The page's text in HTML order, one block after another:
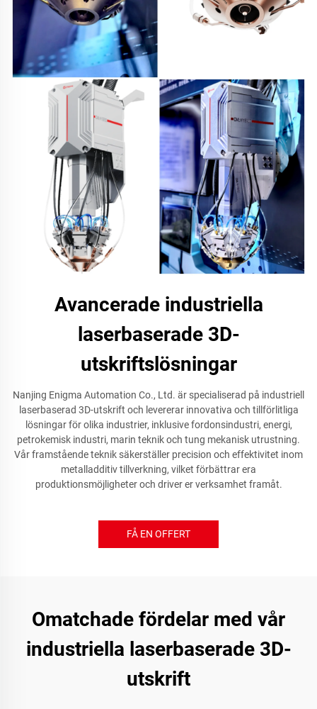
Avancerade industriella
laserbaserade 3D-
utskriftslösningar
Nanjing Enigma Automation Co., Ltd. är specialiserad på industriell
laserbaserad 3D-utskrift och levererar innovativa och tillförlitliga
lösningar för olika industrier, inklusive fordonsindustri, energi,
petrokemisk industri, marin teknik och tung mekanisk utrustning.
Vår framstående teknik säkerställer precision och effektivitet inom
metalladditiv tillverkning, vilket förbättrar era
produktionsmöjligheter och driver er verksamhet framåt.
FÅ EN OFFERT
Omatchade fördelar med vår
industriella laserbaserade 3D-
utskrift